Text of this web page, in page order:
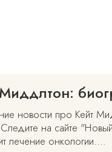
новости про Кейт
на сайте
лечение онкологии....